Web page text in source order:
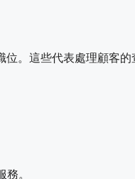
。這些代表處理顧客
。